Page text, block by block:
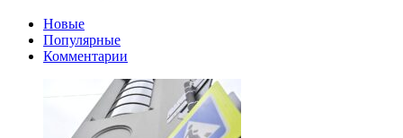
Новые
Популярные
Комментарии